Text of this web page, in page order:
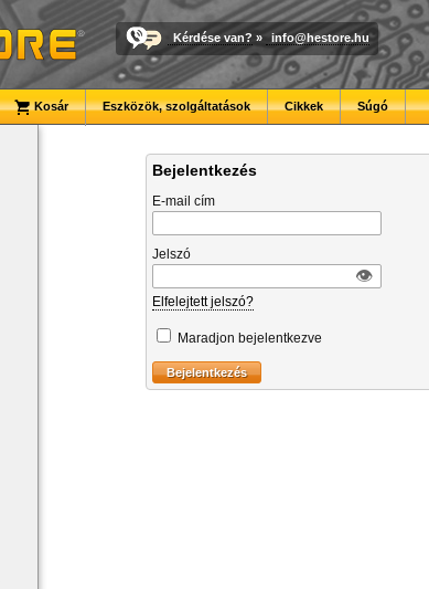
Kérdése van? » info@hestore.hu
Kosár Eszközök, szolgáltatások Cikkek Súgó
Bejelentkezés
E-mail cím
Jelszó
👁︎
Elfelejtett jelszó?
Maradjon bejelentkezve